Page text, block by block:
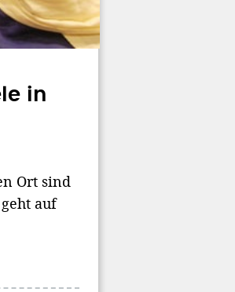
in
Ort sind
auf